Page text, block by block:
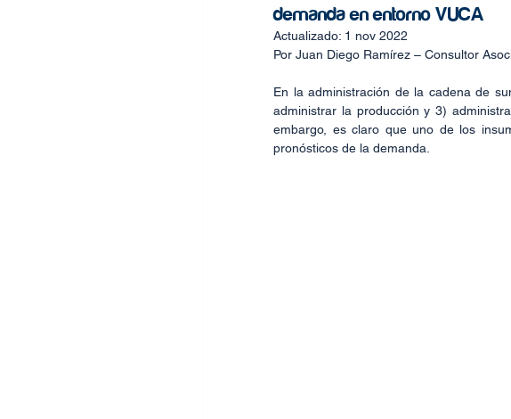
demanda en entorno VUCA
Actualizado: 1 nov 2022
Por Juan Diego Ramírez – Consultor
En la administración de la cadena de
administrar la producción y 3)
embargo, es claro que uno de los
pronósticos de la demanda.